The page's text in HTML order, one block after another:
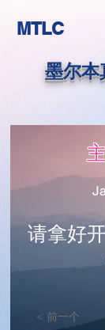
MTLC
墨尔本
请拿好
< 前一个